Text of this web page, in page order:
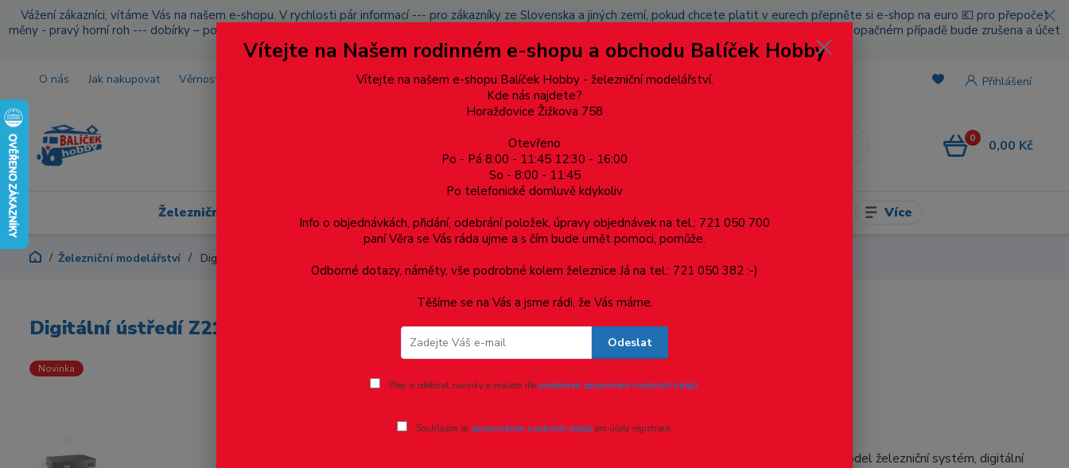
Vážení zákazníci, vítáme Vás na našem e-shopu. V rychlosti pár informací --- pro zákazníky ze Slovenska a jiných zemí, pokud chcete platit v eurech přepněte si e-shop na euro 💶 pro přepočet
měny - pravý horní roh --- dobírky – pokud si z nějakého důvodu zásilku nevyzvednete, bude po domluvě zaslána znovu s opětovnou platbou za poštovné, v opačném případě bude zrušena a účet
přidán na blacklist a rušeny následující objednávky.
O nás Jak nakupovat Věrnostní program Doprava a platba Více Přihlášení
0 0,00 Kč
Železniční modelářství Dárkové poukazy, upomínkové předměty Více
Železniční modelářství Digitální ústředí Z21 USA
Digitální ústředí Z21 USA
Novinka
- 5 %
Digitální centrum Z21 propojuje váš model železniční systém, digitální
Vítejte na Našem rodinném e-shopu a obchodu Balíček Hobby
Vítejte na našem e-shopu Balíček Hobby - železniční modelářství.
Kde nás najdete?
Horažďovice Žižkova 758
Otevřeno
Po - Pá 8:00 - 11:45 12:30 - 16:00
So - 8:00 - 11:45
Po telefonické domluvě kdykoliv
Info o objednávkách, přidání, odebrání položek, úpravy objednávek na tel.: 721 050 700
paní Věra se Vás ráda ujme a s čím bude umět pomoci, pomůže.
Odborné dotazy, náměty, vše podrobné kolem železnice Já na tel.: 721 050 382 :-)
Těšíme se na Vás a jsme rádi, že Vás máme.
Odeslat
Přeji si odebírat novinky e-mailem dle podmínek zpracování osobních údajů.
Souhlasím se zpracováním osobních údajůpro účely registrace.